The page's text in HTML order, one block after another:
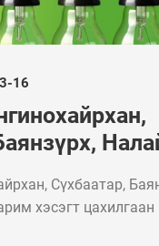
16
Сүхбаатар,
хэсэгт цахилгаан